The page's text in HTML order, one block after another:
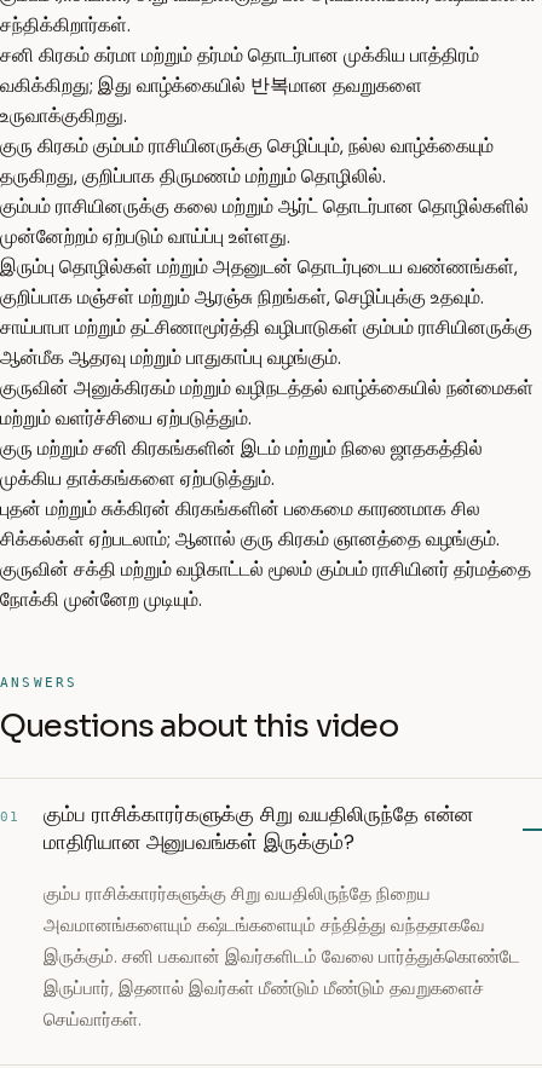
சந்திக்கிறார்கள்.
சனி கிரகம் கர்மா மற்றும் தர்மம் தொடர்பான முக்கிய பாத்திரம்
வகிக்கிறது; இது வாழ்க்கையில் 반복மான தவறுகளை
உருவாக்குகிறது.
குரு கிரகம் கும்பம் ராசியினருக்கு செழிப்பும், நல்ல வாழ்க்கையும்
தருகிறது, குறிப்பாக திருமணம் மற்றும் தொழிலில்.
கும்பம் ராசியினருக்கு கலை மற்றும் ஆர்ட் தொடர்பான தொழில்களில்
முன்னேற்றம் ஏற்படும் வாய்ப்பு உள்ளது.
இரும்பு தொழில்கள் மற்றும் அதனுடன் தொடர்புடைய வண்ணங்கள்,
குறிப்பாக மஞ்சள் மற்றும் ஆரஞ்சு நிறங்கள், செழிப்புக்கு உதவும்.
சாய்பாபா மற்றும் தட்சிணாமூர்த்தி வழிபாடுகள் கும்பம் ராசியினருக்கு
ஆன்மீக ஆதரவு மற்றும் பாதுகாப்பு வழங்கும்.
குருவின் அனுக்கிரகம் மற்றும் வழிநடத்தல் வாழ்க்கையில் நன்மைகள்
மற்றும் வளர்ச்சியை ஏற்படுத்தும்.
குரு மற்றும் சனி கிரகங்களின் இடம் மற்றும் நிலை ஜாதகத்தில்
முக்கிய தாக்கங்களை ஏற்படுத்தும்.
புதன் மற்றும் சுக்கிரன் கிரகங்களின் பகைமை காரணமாக சில
சிக்கல்கள் ஏற்படலாம்; ஆனால் குரு கிரகம் ஞானத்தை வழங்கும்.
குருவின் சக்தி மற்றும் வழிகாட்டல் மூலம் கும்பம் ராசியினர் தர்மத்தை
நோக்கி முன்னேற முடியும்.
ANSWERS
Questions about this video
01
கும்ப ராசிக்காரர்களுக்கு சிறு வயதிலிருந்தே என்ன
மாதிரியான அனுபவங்கள் இருக்கும்?
கும்ப ராசிக்காரர்களுக்கு சிறு வயதிலிருந்தே நிறைய
அவமானங்களையும் கஷ்டங்களையும் சந்தித்து வந்ததாகவே
இருக்கும். சனி பகவான் இவர்களிடம் வேலை பார்த்துக்கொண்டே
இருப்பார், இதனால் இவர்கள் மீண்டும் மீண்டும் தவறுகளைச்
செய்வார்கள்.